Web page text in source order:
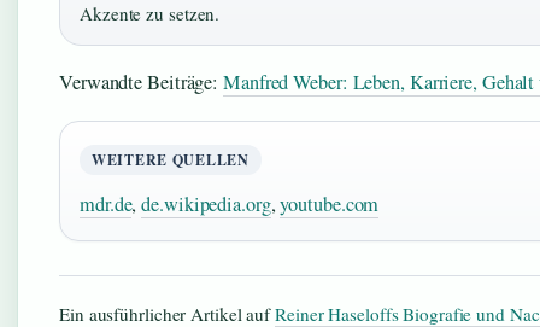
Akzente zu setzen.
Verwandte Beiträge:Manfred Weber: Leben, Karriere,
WEITERE QUELLEN
mdr.de,de.wikipedia.org,youtube.com
Ein ausführlicher Artikel aufReiner Haseloffs Biografie und